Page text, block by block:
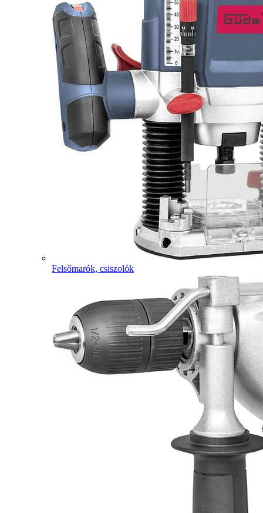
Felsőmarók, csiszolók